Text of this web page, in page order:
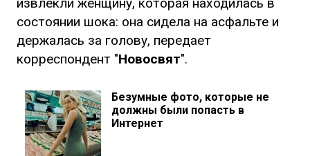
состоянии шока: она сидела на асфальте и
держалась за голову, передает
корреспондент "Новосвят".
Безумные фото, которые не
должны были попасть в
Интернет